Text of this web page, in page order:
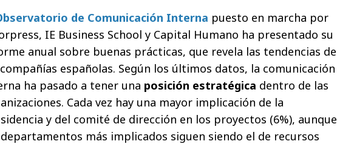
de Comunicación Interna puesto en marcha por
IE Business School y Capital Humano ha presentado su
anual sobre buenas prácticas, que revela las tendencias de
españolas. Según los últimos datos, la comunicación
ha pasado a tener una posición estratégica dentro de las
Cada vez hay una mayor implicación de la
y del comité de dirección en los proyectos (6%), aunque
más implicados siguen siendo el de recursos